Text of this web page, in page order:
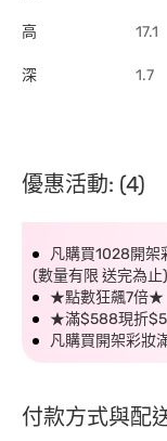
高 17.1
深 1.7
優惠活動: (4)
凡購買1028開架
(數量有限 送完為止)
★點數狂飆7倍★
★滿$588現折
凡購買開架彩妝
付款方式與配